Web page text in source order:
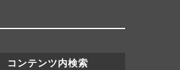
コンテンツ内検索